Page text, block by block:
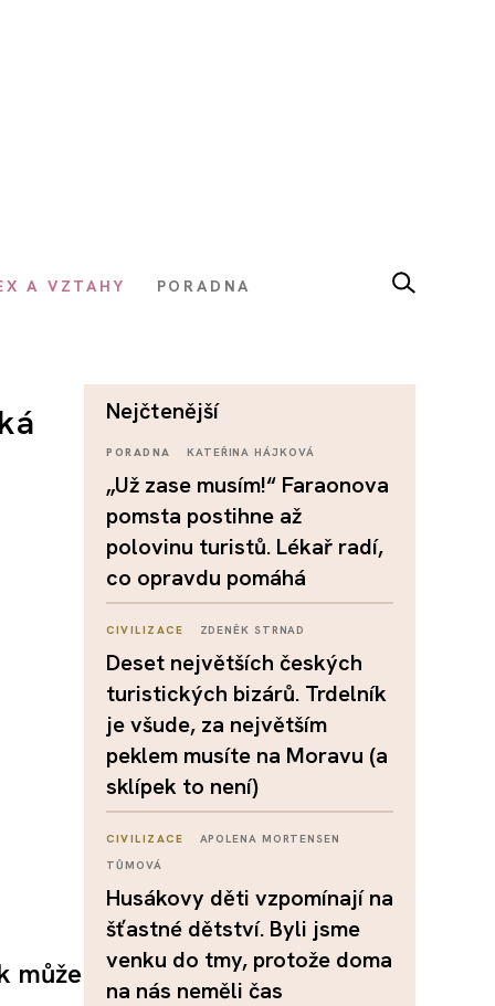
A VZTAHY PORADNA
může
nejčtenější
PORADNA KATEŘINA HÁJKOVÁ
„Už zase musím!“ Faraonova
pomsta postihne až
polovinu turistů. Lékař radí,
co opravdu pomáhá
CIVILIZACE ZDENĚK STRNAD
Deset největších českých
turistických bizárů. Trdelník
je všude, za největším
peklem musíte na Moravu (a
sklípek to není)
CIVILIZACE
APOLENA MORTENSEN
TŮMOVÁ
Husákovy děti vzpomínají na
šťastné dětství. Byli jsme
venku do tmy, protože doma
na nás neměli čas